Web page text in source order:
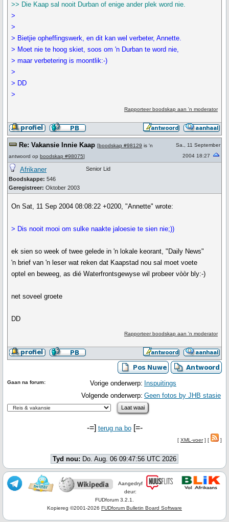
>> Die Kaap sal nooit Durban of enige ander plek word nie.
>
>
> Bietjie opheffingswerk, en dit kan wel verbeter, Annette.
> Moet nie te hoog skiet, soos om 'n Durban te word nie,
> maar verbetering is moontlik:-)
>
> DD
>
Rapporteer boodskap aan 'n moderator
Re: Vakansie Innie Kaap [boodskap #98129 is 'n
antwoord op boodskap #98075]
Sa., 11 September
2004 18:27
Afrikaner
Boodskappe: 546
Geregistreer: Oktober 2003
Senior Lid
On Sat, 11 Sep 2004 08:08:22 +0200, "Annette" wrote:
> Dis nooit mooi om sulke naakte jaloesie te sien nie;))
ek sien so week of twee gelede in 'n lokale keorant, "Daily News"
'n brief van 'n leser wat reken dat Kaapstad nou sal moet voete
optel en beweeg, as dié Waterfrontsgewyse wil probeer vòòr bly:-)
net soveel groete
DD
Rapporteer boodskap aan 'n moderator
Vorige onderwerp: Inspuitings
Volgende onderwerp: Geen fotos by JHB stasie
Gaan na forum:
-=] terug na bo[=-
[ XML-voer] [ ]
Tyd nou: Do. Aug. 06 09:47:56 UTC 2026
Aangedryf
deur:
FUDforum 3.2.1.
Kopiereg ©2001-2026 FUDforum Bulletin Board Software